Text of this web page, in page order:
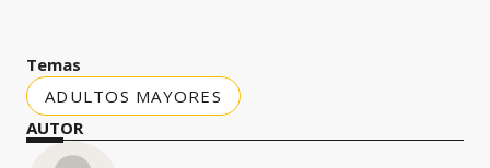
Temas
ADULTOS MAYORES
AUTOR